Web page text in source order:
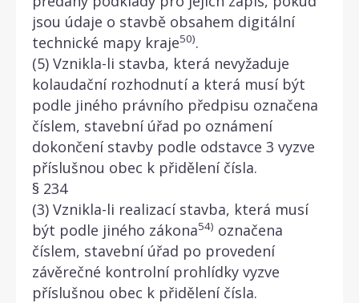
jsou údaje o stavbě obsahem digitální
technické mapy kraje50).
(5) Vznikla-li stavba, která nevyžaduje
kolaudační rozhodnutí a která musí být
podle jiného právního předpisu označena
číslem, stavební úřad po oznámení
dokončení stavby podle odstavce 3 vyzve
příslušnou obec k přidělení čísla.
§ 234
(3) Vznikla-li realizací stavba, která musí
být podle jiného zákona54) označena
číslem, stavební úřad po provedení
závěrečné kontrolní prohlídky vyzve
příslušnou obec k přidělení čísla.